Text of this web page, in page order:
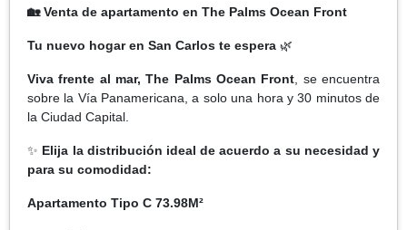
🏡 Venta de apartamento en The Palms Ocean Front
Tu nuevo hogar en San Carlos te espera 🌿
Viva frente al mar, The Palms Ocean Front , se encuentra
sobre la Vía Panamericana, a solo una hora y 30 minutos de
la Ciudad Capital.
✨ Elija la distribución ideal de acuerdo a su necesidad y
para su comodidad:
Apartamento Tipo C 73.98M²